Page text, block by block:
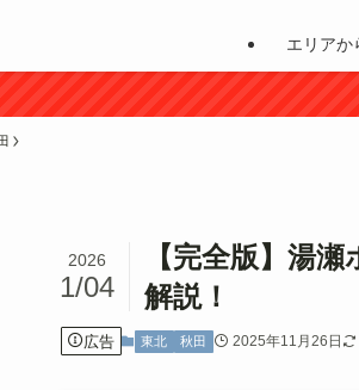
エリアか
【完全版】湯
解説！
2026
1/04
広告 東北 秋田 2025年11月26日